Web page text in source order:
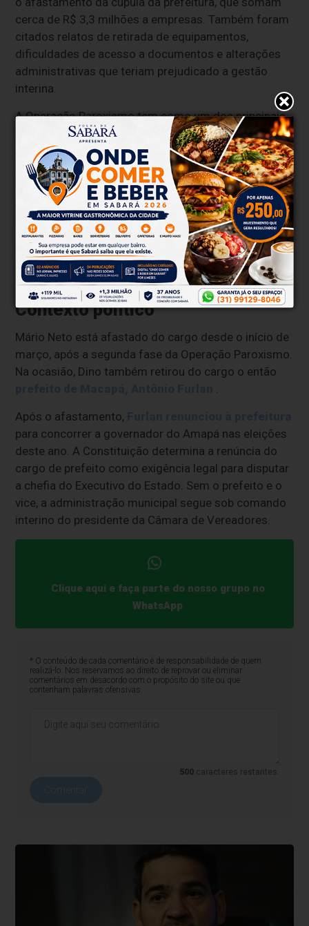
cerca de R$ 3,3 milhões a empresas. Também foram
citados relatos de retirada de equipamentos,
dificuldades de acesso a documentos e alterações
administrativas que teriam prejudicado a gestão
interina.
A Operação Paroxismo tem como um dos principais
focos a construção do Hospital Geral Municipal de
Macapá, orçada em cerca de R$ 70 milhões. A Polícia
Federal investiga se contratos ligados à obra foram
manipulados para favorecer empresas e gerar
enriquecimento ilícito de agentes públicos e
empresários.
Também há apuração sobre o possível desvio de
recursos provenientes de emendas parlamentares
destinadas ao município entre 2020 e 2024.
Contexto político
Mário Neto está afastado do cargo desde o início de
março, após a segunda fase da Operação Paroxismo.
Na ocasião, Dino também retirou do cargo o então
.
Após o afastamento,
para concorrer a governador do Amapá nas eleições
deste ano. A Constituição determina a renúncia do
cargo de prefeito como exigência legal para disputar
a chefia do Executivo do Estado. Sem o prefeito e o
vice, a administração municipal segue sob comando
interino do presidente da Câmara de Vereadores.
Clique aqui e faça parte do nosso grupo no
WhatsApp
* O conteúdo de cada comentário é de responsabilidade de quem
realizá-lo. Nos reservamos ao direito de reprovar ou eliminar
comentários em desacordo com o propósito do site ou que
contenham palavras ofensivas.
500 caracteres restantes.